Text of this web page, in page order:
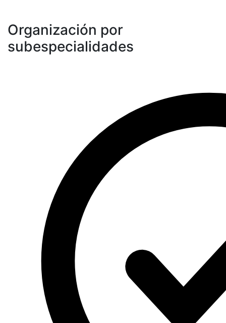
Organización por
subespecialidades